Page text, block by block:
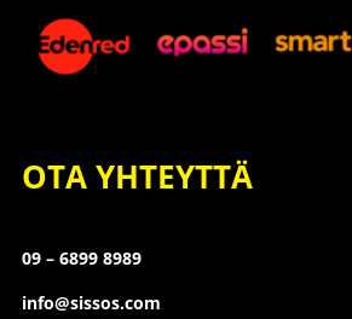
OTA YHTEYTTÄ
09 – 6899 8989
info@sissos.com